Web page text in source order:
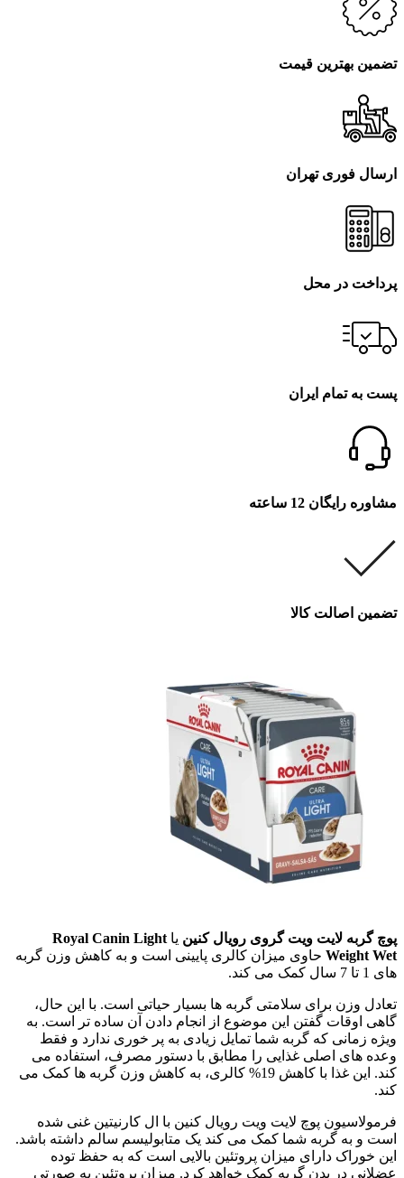
تضمین بهترین قیمت
ارسال فوری تهران
پرداخت در محل
پست به تمام ایران
مشاوره رایگان 12 ساعته
تضمین اصالت کالا
پوچ گربه لایت ویت گروی رویال کنین یا Royal Canin Light
Weight Wet حاوی میزان کالری پایینی است و به کاهش وزن گربه
های 1 تا 7 سال کمک می کند.
تعادل وزن برای سلامتی گربه ها بسیار حیاتی است. با این حال،
گاهی اوقات گفتن این موضوع از انجام دادن آن ساده تر است. به
ویژه زمانی که گربه شما تمایل زیادی به پر خوری ندارد و فقط
وعده های اصلی غذایی را مطابق با دستور مصرف، استفاده می
کند. این غذا با کاهش 19% کالری، به کاهش وزن گربه ها کمک می
کند.
فرمولاسیون پوچ لایت ویت رویال کنین با ال کارنیتین غنی شده
است و به گربه شما کمک می کند یک متابولیسم سالم داشته باشد.
این خوراک دارای میزان پروتئین بالایی است که به حفظ توده
عضلانی در بدن گربه کمک خواهد کرد. میزان پروتئین به صورتی